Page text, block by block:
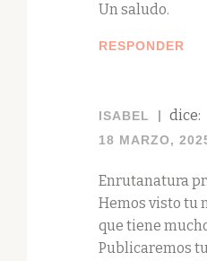
Un saludo.
RESPONDER
ISABEL dice:
18 MARZO,
Enrutanatura
Hemos visto tu
que tiene
Publicaremos